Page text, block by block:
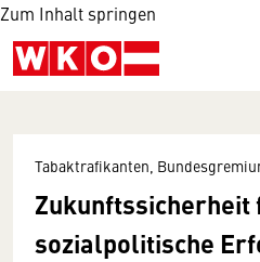
Zum Inhalt springen
Tabaktrafikanten,
Zukunftssicherheit
sozialpolitische